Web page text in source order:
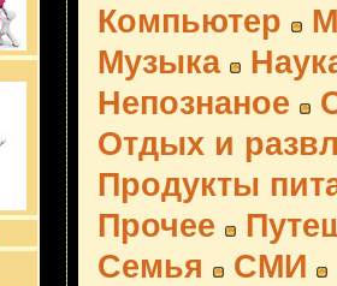
Компьютер
Музыка
Непознаное
Отдых и
Продукты
Прочее
Семья
СМИ